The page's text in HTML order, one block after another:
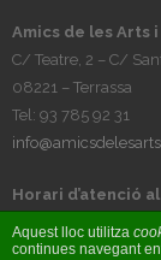
Amics de les Arts
C/ Teatre, 2 – C/
08221 – Terrassa
Tel: 93 785 92 31
Horari d’atenció
Tardes, de dilluns a
Aquest lloc utilitza
continues navegant